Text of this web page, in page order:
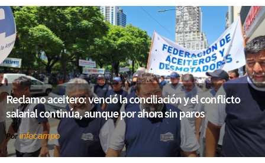
Reclamo aceitero: venció la conciliación y el conflicto
salarial continúa, aunque por ahora sin paros
Porinfocampo